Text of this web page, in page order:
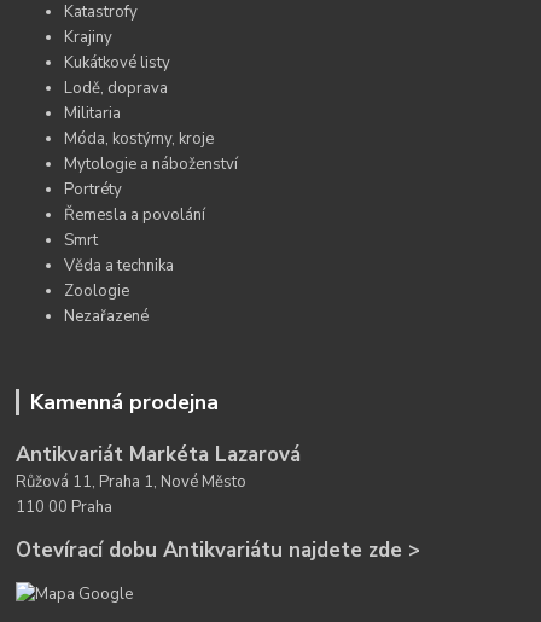
Katastrofy
Krajiny
Kukátkové listy
Lodě, doprava
Militaria
Móda, kostýmy, kroje
Mytologie a náboženství
Portréty
Řemesla a povolání
Smrt
Věda a technika
Zoologie
Nezařazené
Kamenná prodejna
Antikvariát Markéta Lazarová
Růžová 11, Praha 1, Nové Město
110 00 Praha
Otevírací dobu Antikvariátu najdete zde >